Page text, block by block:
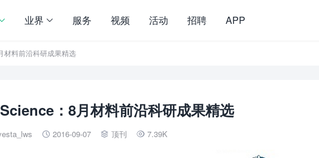
业界 服务 视频 活动 招聘 APP
材料前沿科研成果精选
：8月材料前沿科研成果精选
 2016-09-07  顶刊  7.39K